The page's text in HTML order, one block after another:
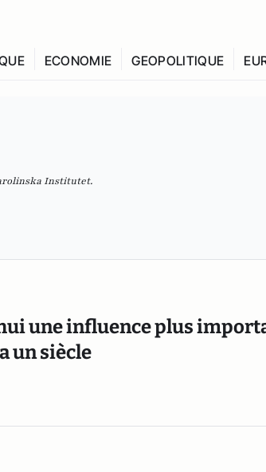
ECONOMIE GEOPOLITIQUE
Institutet.
une influence plus
un siècle